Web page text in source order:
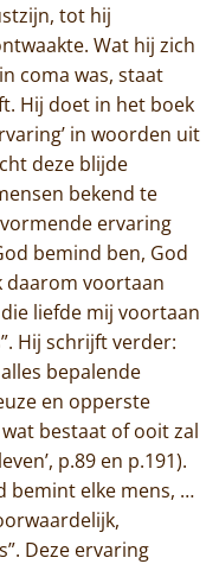
tot hij
Wat hij zich
coma was, staat
Hij doet in het boek
in woorden uit
deze blijde
bekend te
ervaring
bemind ben, God
daarom voortaan
liefde mij voortaan
Hij schrijft verder:
bepalende
en opperste
bestaat of ooit zal
p.89 en p.191).
bemint elke mens, …
Deze ervaring